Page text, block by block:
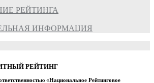
РЕЙТИНГА
ИНФОРМАЦИЯ
РЕЙТИНГ
«Национальное Рейтинговое